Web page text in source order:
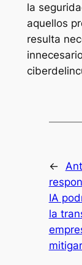
la
aquellos
resulta
←
IA
la